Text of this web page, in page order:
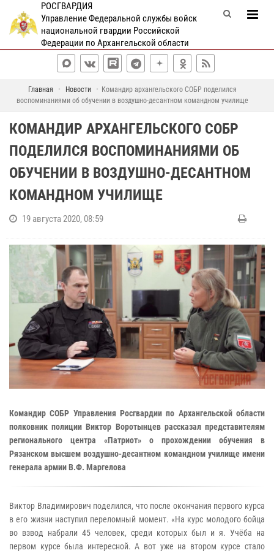
РОСГВАРДИЯ
Управление Федеральной службы войск
национальной гвардии Российской
Федерации по Архангельской области
Главная Новости
Командир архангельского СОБР поделился
воспоминаниями об обучении в воздушно-десантном командном училище
КОМАНДИР АРХАНГЕЛЬСКОГО СОБР
ПОДЕЛИЛСЯ ВОСПОМИНАНИЯМИ ОБ
ОБУЧЕНИИ В ВОЗДУШНО-ДЕСАНТНОМ
КОМАНДНОМ УЧИЛИЩЕ
19 августа 2020, 08:59
Командир СОБР Управления Росгвардии по Архангельской области
полковник полиции Виктор Воротынцев рассказал представителям
регионального центра «Патриот» о прохождении обучения в
Рязанском высшем воздушно-десантном командном училище имени
генерала армии В.Ф. Маргелова
Виктор Владимирович поделился, что после окончания первого курса
в его жизни наступил переломный момент. «На курс молодого бойца
во взвод набрали 45 человек, среди которых был и я. Учёба на
первом курсе была интересной. А вот уже на втором курсе стало